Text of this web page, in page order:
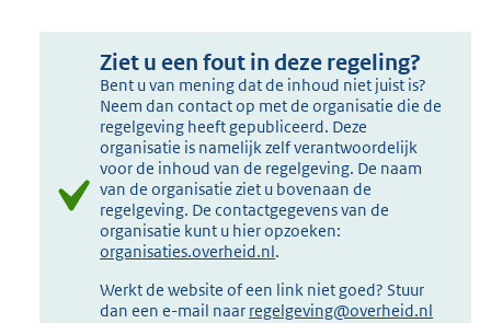
Ziet u een fout in deze regeling?
Bent u van mening dat de inhoud niet juist is?
Neem dan contact op met de organisatie die de
regelgeving heeft gepubliceerd. Deze
organisatie is namelijk zelf verantwoordelijk
voor de inhoud van de regelgeving. De naam
van de organisatie ziet u bovenaan de
regelgeving. De contactgegevens van de
organisatie kunt u hier opzoeken:
organisaties.overheid.nl.
Werkt de website of een link niet goed? Stuur
dan een e-mail naar regelgeving@overheid.nl